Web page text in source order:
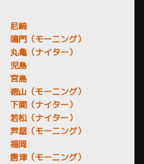
尼崎
鳴門（モーニング）
丸亀（ナイター）
児島
宮島
徳山（モーニング）
下関（ナイター）
若松（ナイター）
芦屋（モーニング）
福岡
唐津（モーニング）